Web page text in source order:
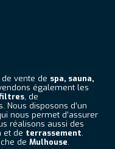
de vente de spa, sauna,
également les
, de
Nous disposons d’un
nous permet d’assurer
réalisons aussi des
et de terrassement.
de Mulhouse.